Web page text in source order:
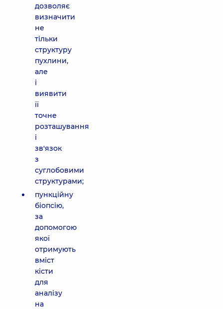
дозволяє
визначити
не
тільки
структуру
пухлини,
але
і
виявити
її
точне
розташування
і
зв'язок
з
суглобовими
структурами;
пункційну
біопсію,
за
допомогою
якої
отримують
вміст
кісти
для
аналізу
на